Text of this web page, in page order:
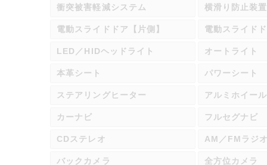
衝突被害軽減システム 横滑り防止装置
電動スライドドア【片側】 電動スライド
LED／HIDヘッドライト オートライト
本革シート パワーシート
ステアリングヒーター アルミホイール
カーナビ フルセグナビ
CDステレオ AM／FMラジ
バックカメラ 全方位カメラ